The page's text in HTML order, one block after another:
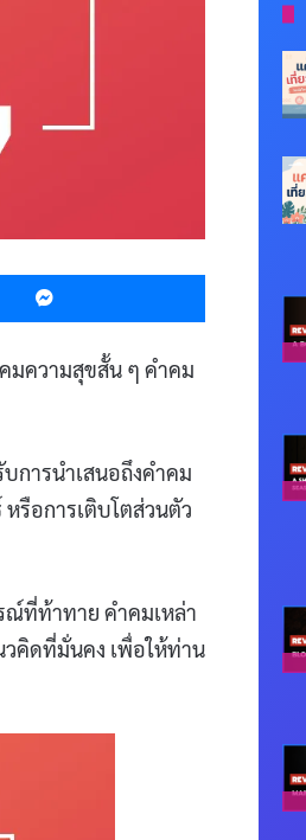
Messenger
มความสุขสั้น ๆ คําคม
การนำเสนอถึงคำคม
รือการเติบโตส่วนตัว
ณ์ที่ท้าทาย คำคมเหล่า
วคิดที่มั่นคง เพื่อให้ท่าน